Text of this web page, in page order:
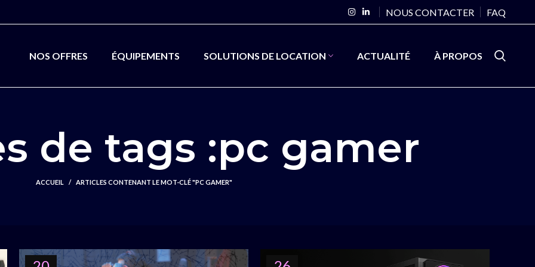
NOUS CONTACTER FAQ
NOS OFFRES ÉQUIPEMENTS SOLUTIONS DE LOCATION ACTUALITÉ À PROPOS
de tags :pc gamer
ACCUEIL ARTICLES CONTENANT LE MOT-CLÉ "PC GAMER"